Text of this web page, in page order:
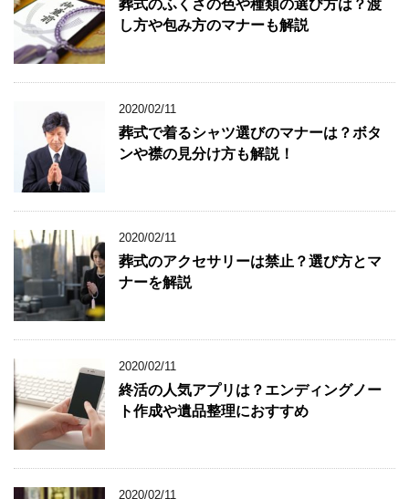
葬式のふくさの色や種類の選び方は？渡
し方や包み方のマナーも解説
2020/02/11
葬式で着るシャツ選びのマナーは？ボタ
ンや襟の見分け方も解説！
2020/02/11
葬式のアクセサリーは禁止？選び方とマ
ナーを解説
2020/02/11
終活の人気アプリは？エンディングノー
ト作成や遺品整理におすすめ
2020/02/11